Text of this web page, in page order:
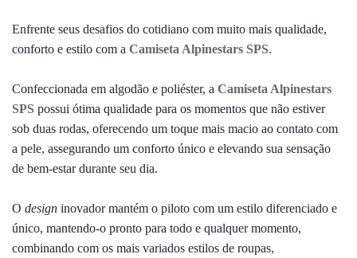
Enfrente seus desafios do cotidiano com muito mais qualidade,
conforto e estilo com a Camiseta Alpinestars SPS.
Confeccionada em algodão e poliéster, a Camiseta Alpinestars
SPS possui ótima qualidade para os momentos que não estiver
sob duas rodas, oferecendo um toque mais macio ao contato com
a pele, assegurando um conforto único e elevando sua sensação
de bem-estar durante seu dia.
O design inovador mantém o piloto com um estilo diferenciado e
único, mantendo-o pronto para todo e qualquer momento,
combinando com os mais variados estilos de roupas,